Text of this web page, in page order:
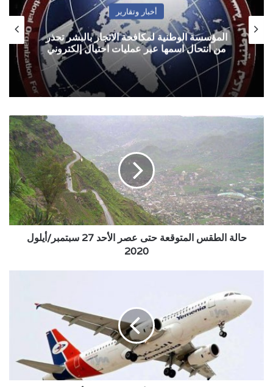
أخبار وتقارير
المؤسسة الوطنية لمكافحة الاتجار بالبشر تحذر
من انتحال اسمها عبر عمليات احتيال إلكتروني
حالة
الطقس
المتوقعة
عصر
الأحد
27
سبتمبر/
أيلول
2020
حالة الطقس المتوقعة حتى عصر الأحد 27 سبتمبر/أيلول
2020
اليمنية